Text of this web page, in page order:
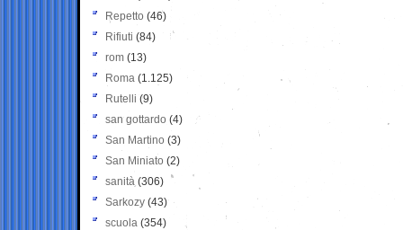
Repetto (46)
Rifiuti (84)
rom (13)
Roma (1.125)
Rutelli (9)
san gottardo (4)
San Martino (3)
San Miniato (2)
sanità (306)
Sarkozy (43)
scuola (354)